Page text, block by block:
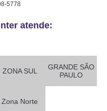
5778
atende:
ZONA SUL
GRANDE SÃO
PAULO
Zona Norte